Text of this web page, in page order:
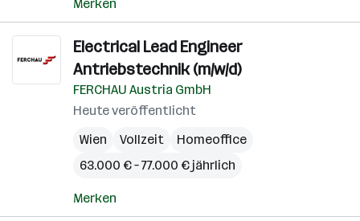
Merken
Electrical Lead Engineer
Antriebstechnik (m/w/d)
FERCHAU Austria GmbH
Heute veröffentlicht
Wien
Vollzeit
Homeoffice
63.000 € – 77.000 € jährlich
Merken